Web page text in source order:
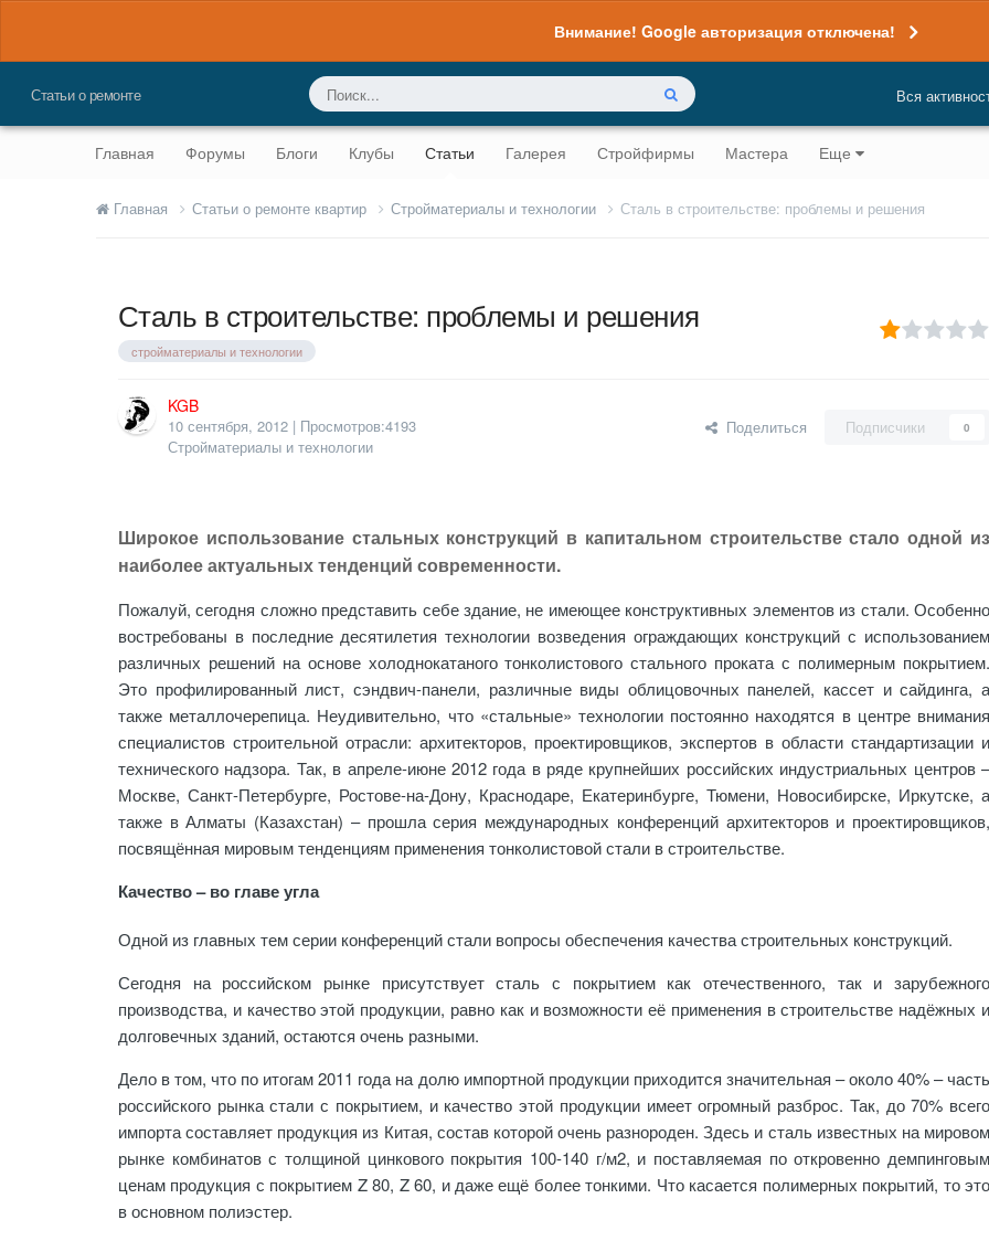
Внимание! Google авторизация отключена!
Статьи о ремонте Вся
Главная Форумы Блоги Клубы Статьи Галерея Стройфирмы Мастера Еще
Главная Статьи о ремонте квартир Стройматериалы и технологии Сталь в строительстве: проблемы и решения
Сталь в строительстве: проблемы и решения
стройматериалы и технологии
KGB
10 сентября, 2012 | Просмотров:4193
Стройматериалы и технологии
Поделиться Подписчики 0
Широкое использование стальных конструкций в капитальном строительстве стало одной из
наиболее актуальных тенденций современности.
Пожалуй, сегодня сложно представить себе здание, не имеющее конструктивных элементов из стали. Особенно
востребованы в последние десятилетия технологии возведения ограждающих конструкций с использованием
различных решений на основе холоднокатаного тонколистового стального проката с полимерным покрытием.
Это профилированный лист, сэндвич-панели, различные виды облицовочных панелей, кассет и сайдинга, а
также металлочерепица. Неудивительно, что «стальные» технологии постоянно находятся в центре внимания
специалистов строительной отрасли: архитекторов, проектировщиков, экспертов в области стандартизации и
технического надзора. Так, в апреле-июне 2012 года в ряде крупнейших российских индустриальных центров –
Москве, Санкт-Петербурге, Ростове-на-Дону, Краснодаре, Екатеринбурге, Тюмени, Новосибирске, Иркутске, а
также в Алматы (Казахстан) – прошла серия международных конференций архитекторов и проектировщиков,
посвящённая мировым тенденциям применения тонколистовой стали в строительстве.
Качество – во главе угла
Одной из главных тем серии конференций стали вопросы обеспечения качества строительных конструкций.
Сегодня на российском рынке присутствует сталь с покрытием как отечественного, так и зарубежного
производства, и качество этой продукции, равно как и возможности её применения в строительстве надёжных и
долговечных зданий, остаются очень разными.
Дело в том, что по итогам 2011 года на долю импортной продукции приходится значительная – около 40% – часть
российского рынка стали с покрытием, и качество этой продукции имеет огромный разброс. Так, до 70% всего
импорта составляет продукция из Китая, состав которой очень разнороден. Здесь и сталь известных на мировом
рынке комбинатов с толщиной цинкового покрытия 100-140 г/м2, и поставляемая по откровенно демпинговым
ценам продукция с покрытием Z 80, Z 60, и даже ещё более тонкими. Что касается полимерных покрытий, то это
в основном полиэстер.